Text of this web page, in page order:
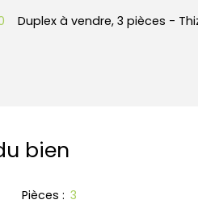
Duplex à vendre, 3 pièces -
bien
Pièces : 3